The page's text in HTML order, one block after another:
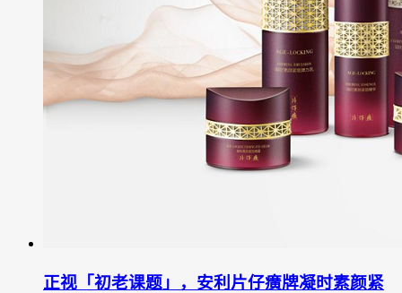
正视「初老课题」，安利片仔癀牌凝时素颜紧